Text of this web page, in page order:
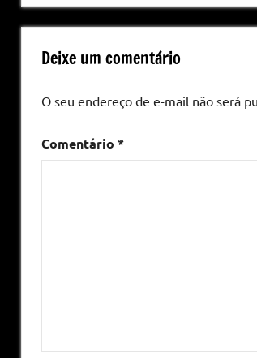
Deixe um comentário
O seu endereço de e-mail não será
Comentário *